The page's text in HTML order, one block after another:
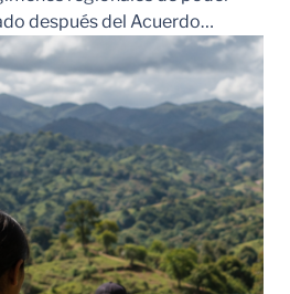
después del Acuerdo…